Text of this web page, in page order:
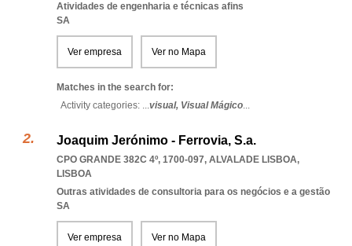
Atividades de engenharia e técnicas afins
SA
Ver empresa Ver no Mapa
Matches in the search for:
Activity categories: ...visual, Visual Mágico...
Joaquim Jerónimo - Ferrovia, S.a.
CPO GRANDE 382C 4º, 1700-097, ALVALADE LISBOA,
LISBOA
Outras atividades de consultoria para os negócios e a gestão
SA
Ver empresa Ver no Mapa